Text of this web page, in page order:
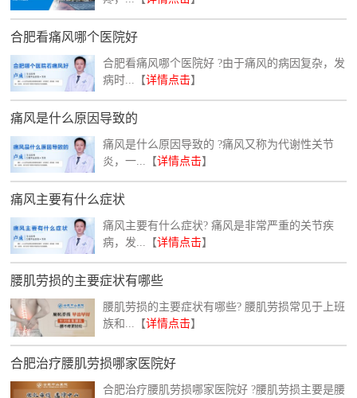
合肥看痛风哪个医院好
合肥看痛风哪个医院好 ?由于痛风的病因复杂，发
病时...【详情点击】
痛风是什么原因导致的
痛风是什么原因导致的 ?痛风又称为代谢性关节
炎，一...【详情点击】
痛风主要有什么症状
痛风主要有什么症状? 痛风是非常严重的关节疾
病，发...【详情点击】
腰肌劳损的主要症状有哪些
腰肌劳损的主要症状有哪些? 腰肌劳损常见于上班
族和...【详情点击】
合肥治疗腰肌劳损哪家医院好
合肥治疗腰肌劳损哪家医院好 ?腰肌劳损主要是腰